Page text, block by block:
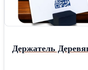
Держатель